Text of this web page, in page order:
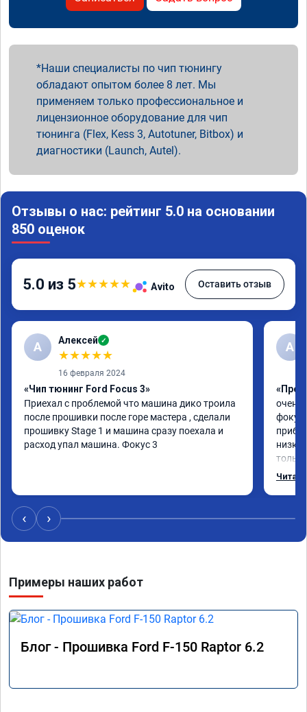
Наши специалисты по чип тюнингу
обладают опытом более 8 лет. Мы
применяем только профессиональное и
лицензионное оборудование для чип
тюнинга (Flex, Kess 3, Autotuner, Bitbox) и
диагностики (Launch, Autel).
Отзывы о нас: рейтинг 5.0 на основании
850 оценок
5.0 из 5★★★★★ Avito Оставить отзыв
А Алексей ✓
★★★★★
16 февраля 2024
«Чип тюнинг Ford Focus 3»
Приехал с проблемой что машина дико троила
после прошивки после горе мастера , сделали
прошивку Stage 1 и машина сразу поехала и
расход упал машина. Фокус 3
А
очень
фокус
‹ ›
Примеры наших работ
Блог - Прошивка Ford F-150 Raptor 6.2